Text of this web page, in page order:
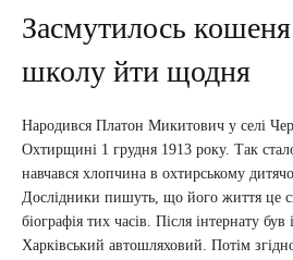
Засмутилось
школу йти щодня
Народився Платон Микитович у селі
Охтирщині 1 грудня 1913 року. Так
навчався хлопчина в охтирському
Дослідники пишуть, що його життя це
біографія тих часів. Після інтернату
Харківський автошляховий. Потім